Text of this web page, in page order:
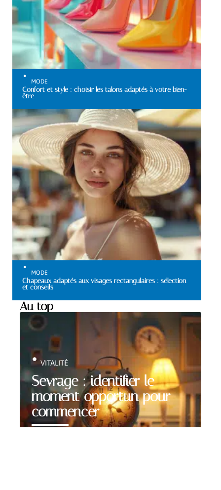
MODE
Confort et style : choisir les talons adaptés à votre bien-
être
MODE
Chapeaux adaptés aux visages rectangulaires : sélection
et conseils
Au top
Sevrage : identifier le
moment opportun pour
commencer
VITALITÉ